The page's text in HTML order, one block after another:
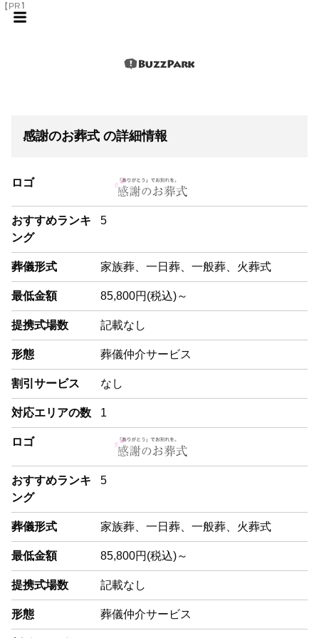
【PR】
感謝のお葬式 の詳細情報
ロゴ
おすすめランキ
ング
5
葬儀形式 家族葬、一日葬、一般葬、火葬式
最低金額 85,800円(税込)～
提携式場数 記載なし
形態 葬儀仲介サービス
割引サービス なし
対応エリアの数 1
ロゴ
おすすめランキ
ング
5
葬儀形式 家族葬、一日葬、一般葬、火葬式
最低金額 85,800円(税込)～
提携式場数 記載なし
形態 葬儀仲介サービス